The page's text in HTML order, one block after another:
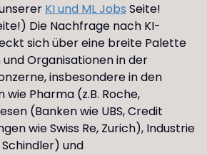
KI und ML Jobs Seite!
Die Nachfrage nach KI-
sich über eine breite Palette
Organisationen in der
insbesondere in den
Pharma (z.B. Roche,
(Banken wie UBS, Credit
wie Swiss Re, Zurich), Industrie
Schindler) und